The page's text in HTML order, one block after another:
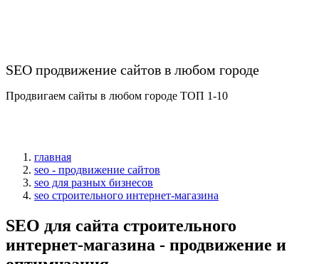
SEO продвижение сайтов в любом городе
Продвигаем сайты в любом городе ТОП 1-10
главная
seo - продвижение сайтов
seo для разных бизнесов
seo строительного интернет-магазина
SEO для сайта строительного
интернет-магазина - продвижение и